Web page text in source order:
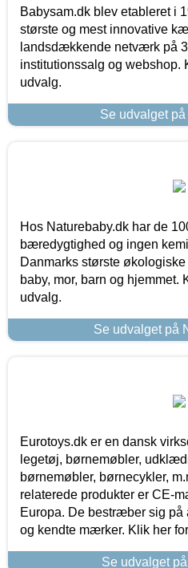
Babysam.dk blev etableret i
største og mest innovative
landsdækkende netværk på
institutionssalg og webshop.
udvalg.
Se udvalget
Hos Naturebaby.dk har de
bæredygtighed og ingen
Danmarks største
baby, mor, barn og hjemmet.
udvalg.
Se udvalget på
Eurotoys.dk er en dansk
legetøj, børnemøbler,
børnemøbler, børnecykler,
relaterede produkter er CE-
Europa. De bestræber sig
og kendte mærker. Klik her
Se udvalget